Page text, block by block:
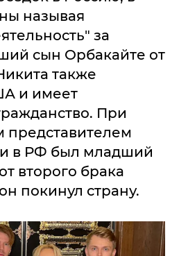
называя
за
сын Орбакайте от
также
и имеет
При
представителем
в РФ был младший
второго брака
покинул страну.